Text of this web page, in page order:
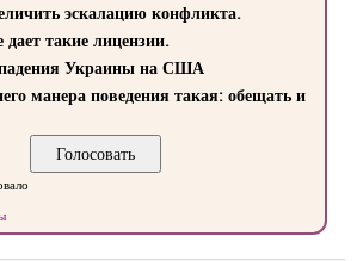
эскалацию конфликта.
такие лицензии.
Украины на США
манера поведения такая: обещать и